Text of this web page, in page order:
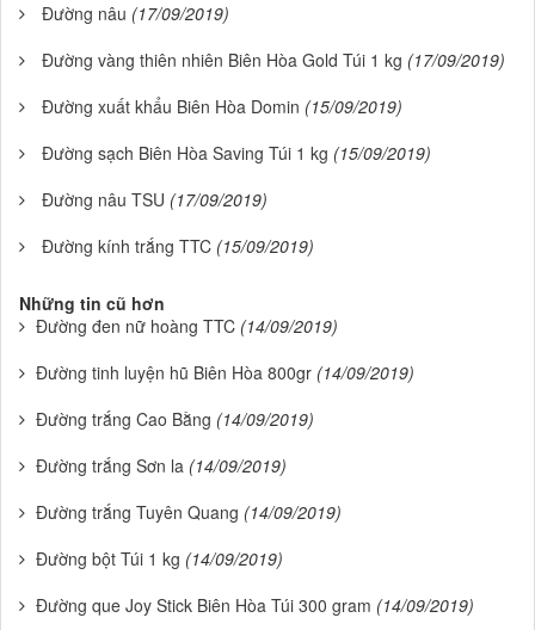
Đường nâu (17/09/2019)
Đường vàng thiên nhiên Biên Hòa Gold Túi 1 kg (17/09/2019)
Đường xuất khẩu Biên Hòa Domin (15/09/2019)
Đường sạch Biên Hòa Saving Túi 1 kg (15/09/2019)
Đường nâu TSU (17/09/2019)
Đường kính trắng TTC (15/09/2019)
Những tin cũ hơn
Đường đen nữ hoàng TTC (14/09/2019)
Đường tinh luyện hũ Biên Hòa 800gr (14/09/2019)
Đường trắng Cao Bằng (14/09/2019)
Đường trắng Sơn la (14/09/2019)
Đường trắng Tuyên Quang (14/09/2019)
Đường bột Túi 1 kg (14/09/2019)
Đường que Joy Stick Biên Hòa Túi 300 gram (14/09/2019)